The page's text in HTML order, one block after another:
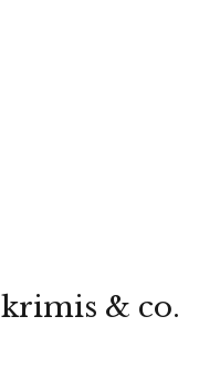
krimis & co.